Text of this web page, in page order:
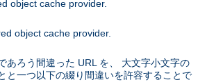
object cache provider.
object cache provider.
あろう間違った URL を、 大文字小文字の
と一つ以下の綴り間違いを許容することで